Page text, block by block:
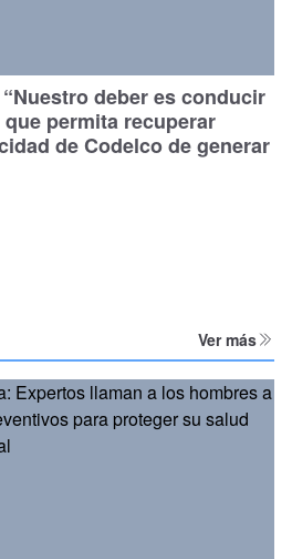
deber es conducir
permita recuperar
de Codelco de generar
Ver más